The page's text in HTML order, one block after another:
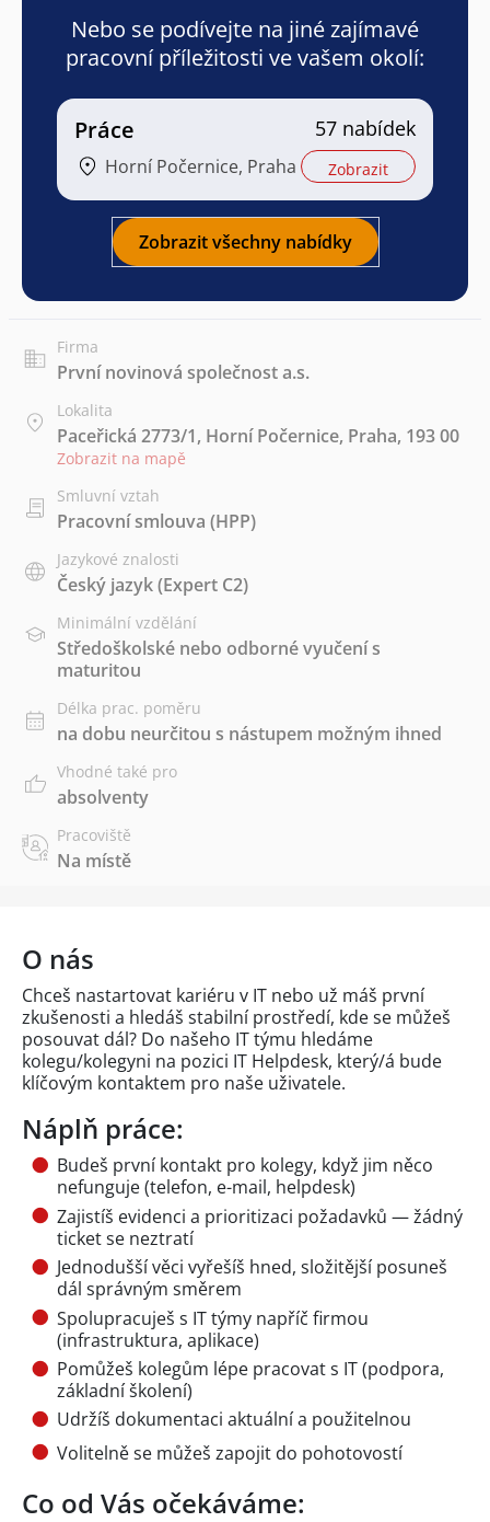
Nebo se podívejte na jiné zajímavé
pracovní příležitosti ve vašem okolí:
Práce
Horní Počernice, Praha
57 nabídek
Zobrazit
Zobrazit všechny nabídky
Firma
První novinová společnost a.s.
Lokalita
Paceřická 2773/1, Horní Počernice, Praha, 193 00
Zobrazit na mapě
Smluvní vztah
Pracovní smlouva (HPP)
Jazykové znalosti
Český jazyk(Expert C2)
Minimální vzdělání
Středoškolské nebo odborné vyučení s
maturitou
Délka prac. poměru
na dobu neurčitou s nástupem možným ihned
Vhodné také pro
absolventy
Pracoviště
Na místě
O nás
Chceš nastartovat kariéru v IT nebo už máš první
zkušenosti a hledáš stabilní prostředí, kde se můžeš
posouvat dál? Do našeho IT týmu hledáme
kolegu/kolegyni na pozici IT Helpdesk, který/á bude
klíčovým kontaktem pro naše uživatele.
Náplň práce:
Budeš první kontakt pro kolegy, když jim něco
nefunguje (telefon, e-mail, helpdesk)
Zajistíš evidenci a prioritizaci požadavků — žádný
ticket se neztratí
Jednodušší věci vyřešíš hned, složitější posuneš
dál správným směrem
Spolupracuješ s IT týmy napříč firmou
(infrastruktura, aplikace)
Pomůžeš kolegům lépe pracovat s IT (podpora,
základní školení)
Udržíš dokumentaci aktuální a použitelnou
Volitelně se můžeš zapojit do pohotovostí
Co od Vás očekáváme: